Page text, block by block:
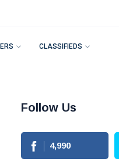
CLASSIFIEDS
Follow Us
4,990